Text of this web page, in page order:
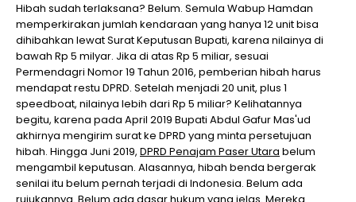
Hibah sudah terlaksana? Belum. Semula Wabup Hamdan
memperkirakan jumlah kendaraan yang hanya 12 unit bisa
dihibahkan lewat Surat Keputusan Bupati, karena nilainya di
bawah Rp 5 milyar. Jika di atas Rp 5 miliar, sesuai
Permendagri Nomor 19 Tahun 2016, pemberian hibah harus
mendapat restu DPRD. Setelah menjadi 20 unit, plus 1
speedboat, nilainya lebih dari Rp 5 miliar? Kelihatannya
begitu, karena pada April 2019 Bupati Abdul Gafur Mas'ud
akhirnya mengirim surat ke DPRD yang minta persetujuan
hibah. Hingga Juni 2019, DPRD Penajam Paser Utara belum
mengambil keputusan. Alasannya, hibah benda bergerak
senilai itu belum pernah terjadi di Indonesia. Belum ada